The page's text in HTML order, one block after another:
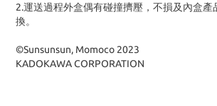
2.運送過程外盒偶有碰撞擠壓，不損及內盒產
換。
©Sunsunsun, Momoco 2023
KADOKAWA CORPORATION